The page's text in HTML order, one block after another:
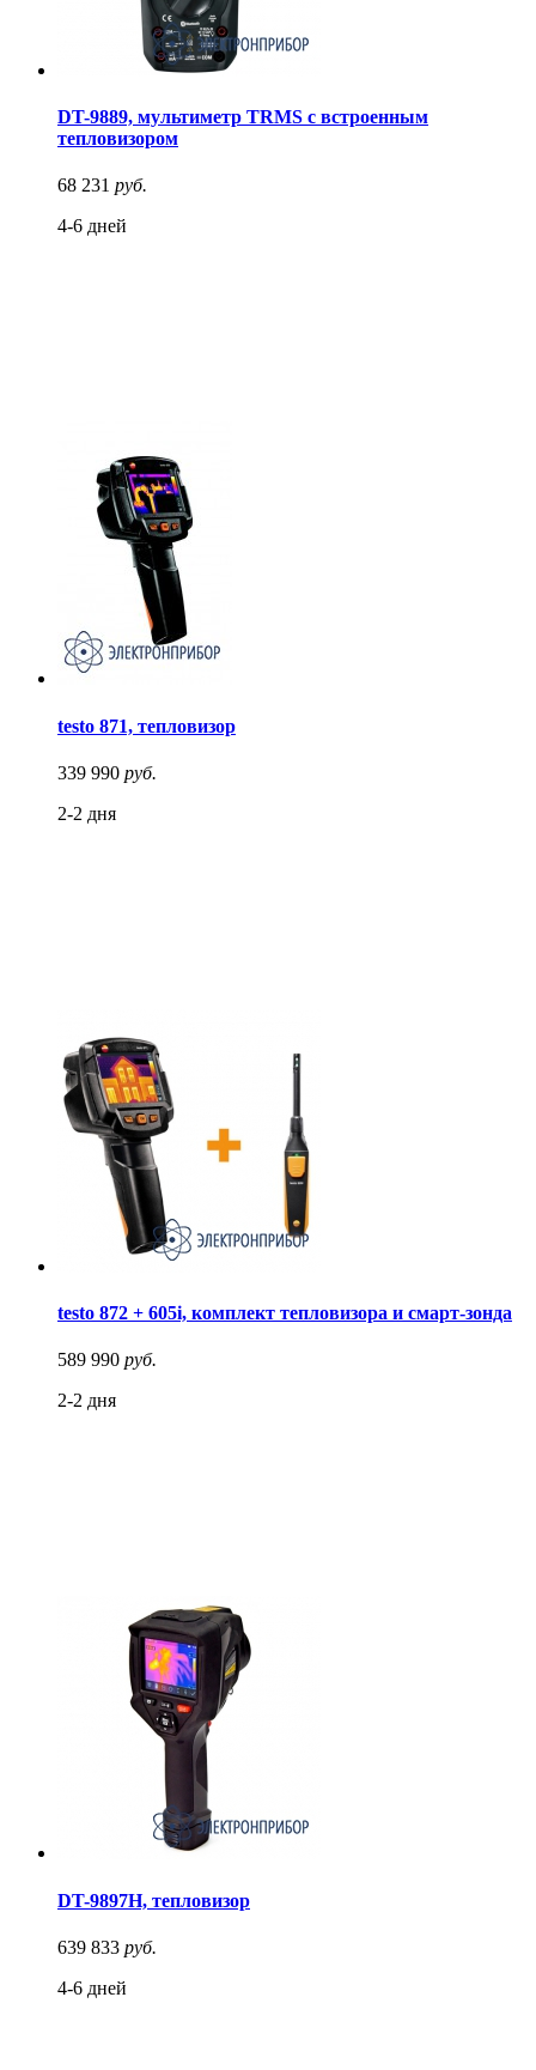
DT-9889, мультиметр TRMS с встроенным
тепловизором
68 231 руб.
4-6 дней
testo 871, тепловизор
339 990 руб.
2-2 дня
testo 872 + 605i, комплект тепловизора и смарт-зонда
589 990 руб.
2-2 дня
DT-9897H, тепловизор
639 833 руб.
4-6 дней